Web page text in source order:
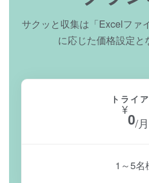
サクッと収集は「Excelファ
に応じた価格設定と
トライ
¥
0/月
1～5名